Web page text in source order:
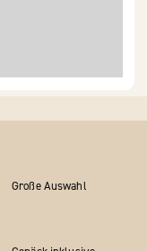
Große Auswahl